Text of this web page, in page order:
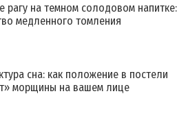
рагу на темном солодовом напитке:
медленного томления
сна: как положение в постели
морщины на вашем лице